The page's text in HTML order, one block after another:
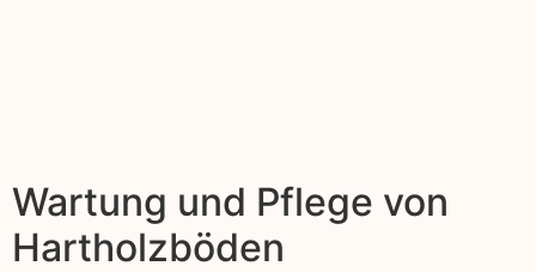
Wartung und Pflege von
Hartholzböden